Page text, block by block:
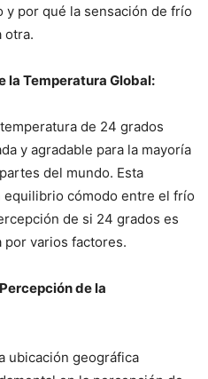
por qué la sensación de frío
otra.
la Temperatura Global:
de 24 grados
y agradable para la mayoría
del mundo. Esta
cómodo entre el frío
de si 24 grados es
varios factores.
de la
ubicación geográfica